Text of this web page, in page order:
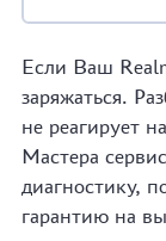
Если Ваш
заряжаться.
не реагирует
Мастера
диагностику,
гарантию на